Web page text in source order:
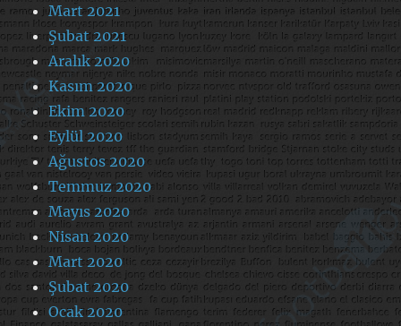
Mart 2021
Şubat 2021
Aralık 2020
Kasım 2020
Ekim 2020
Eylül 2020
Ağustos 2020
Temmuz 2020
Mayıs 2020
Nisan 2020
Mart 2020
Şubat 2020
Ocak 2020